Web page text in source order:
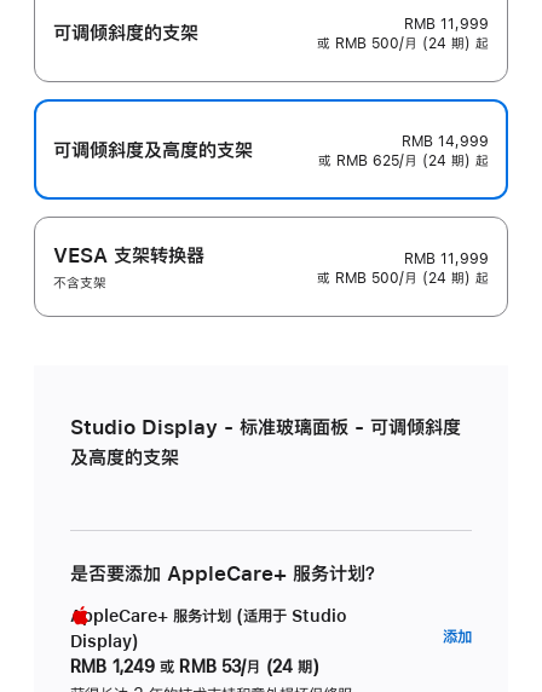
可调倾斜度的支架
RMB 11,999
或 RMB 500/月 (24 期) 起
可调倾斜度及高‍度的支‍架
RMB 14,999
或 RMB 625/月 (24 期) 起
VESA 支架转换器
不含支架
RMB 11,999
或 RMB 500/月 (24 期) 起
Studio Display - 标准玻璃面板 - 可调倾斜度
及高度的支架
是否要添加 AppleCare+ 服务计划？
AppleCare+ 服务计划 (适用于 Studio
Display)
RMB 1,249 或 RMB 53/月 (24 期)
添加